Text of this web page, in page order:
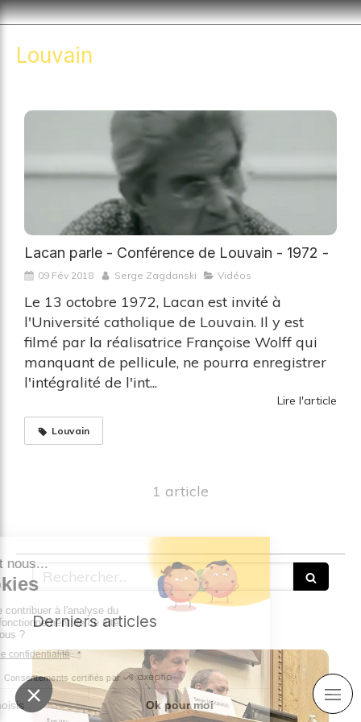
Louvain
Lacan parle - Conférence de Louvain - 1972 -
09 Fév 2018 Serge Zagdanski Vidéos
Le 13 octobre 1972, Lacan est invité à
l'Université catholique de Louvain. Il y est
filmé par la réalisatrice Françoise Wolff qui
manquant de pellicule, ne pourra enregistrer
l'intégralité de l'int...
Lire l'article
Louvain
1 article
Rechercher
Derniers articles